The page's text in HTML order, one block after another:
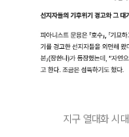
지구 열대화 시